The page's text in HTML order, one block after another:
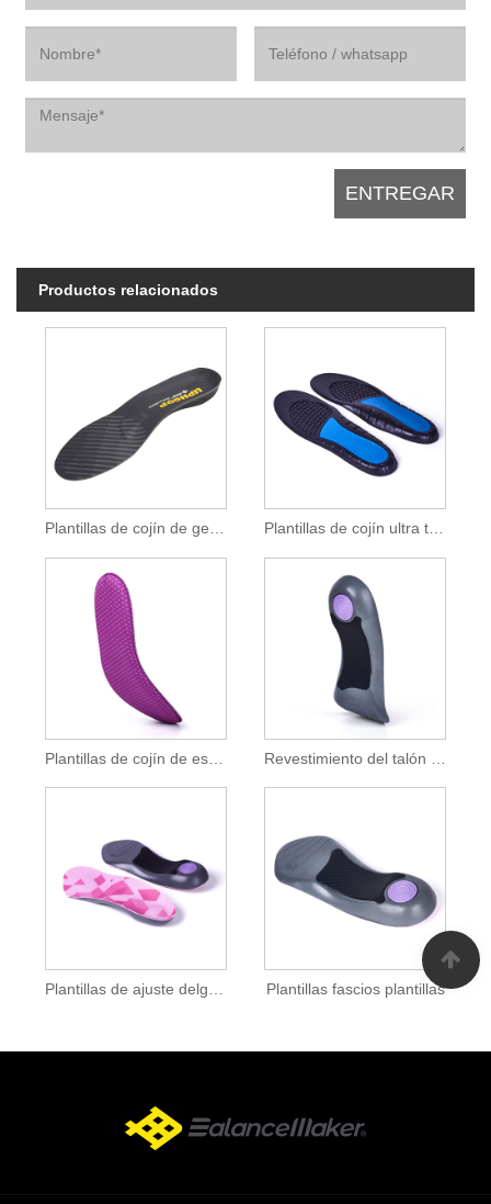
Productos relacionados
Plantillas de cojín de espuma
Plantillas fascios plantillas